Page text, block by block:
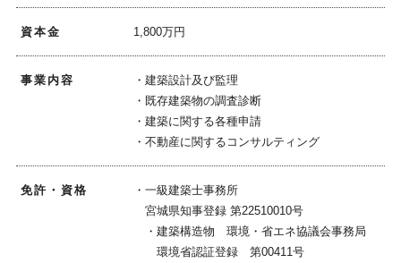
資本金 1,800万円
事業内容
・建築設計及び監理
・既存建築物の調査診断
・建築に関する各種申請
・不動産に関するコンサルティング
免許・資格
・一級建築士事務所
宮城県知事登録 第22510010号
・建築構造物 環境・省エネ協議会事務局
環境省認証登録 第00411号